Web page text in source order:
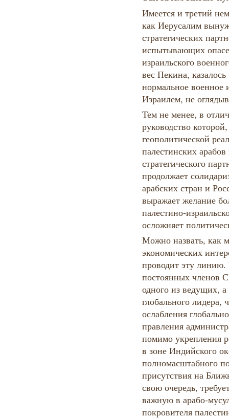
Имеется и третий
как Иерусалим
стратегических
испытывающих
израильского
вес Пекина,
нормальное военное
Израилем, не
Тем не менее, в
руководство
геополитической
палестинских арабов
стратегического
продолжает
арабских стран и
выражает желание
палестино-
осложняет
Можно назвать, как
экономических
проводит эту
постоянных членов
одного из ведущих,
глобального лидера,
ослабления
правления
помимо укрепления
в зоне Индийского
полномасштабного
присутствия на
свою очередь,
важную в арабо-
покровителя